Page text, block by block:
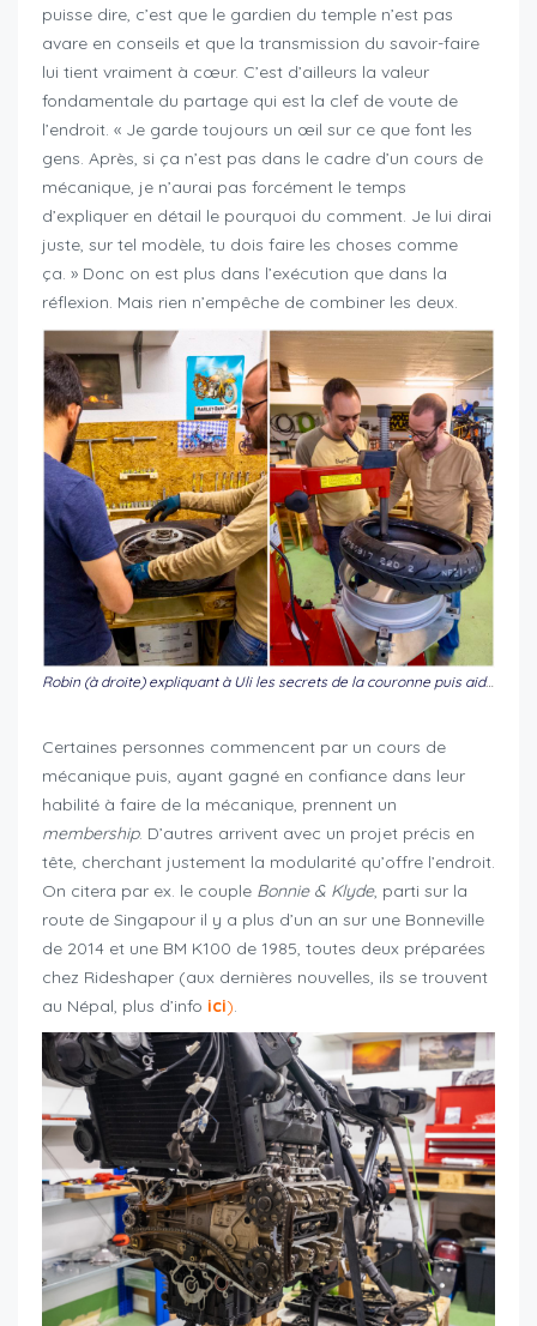
puisse dire, c’est que le gardien du temple n’est pas
avare en conseils et que la transmission du savoir-faire
lui tient vraiment à cœur. C’est d’ailleurs la valeur
fondamentale du partage qui est la clef de voute de
l’endroit. « Je garde toujours un œil sur ce que font les
gens. Après, si ça n’est pas dans le cadre d’un cours de
mécanique, je n’aurai pas forcément le temps
d’expliquer en détail le pourquoi du comment. Je lui dirai
juste, sur tel modèle, tu dois faire les choses comme
ça. » Donc on est plus dans l’exécution que dans la
réflexion. Mais rien n’empêche de combiner les deux.
Robin (à droite) expliquant à Uli les secrets de la couronne puis aidant Thomas à monter ses nouveaux boudins. Le gars est sur tous les fronts!
Certaines personnes commencent par un cours de
mécanique puis, ayant gagné en confiance dans leur
habilité à faire de la mécanique, prennent un
membership. D’autres arrivent avec un projet précis en
tête, cherchant justement la modularité qu’offre l’endroit.
On citera par ex. le couple Bonnie & Klyde, parti sur la
route de Singapour il y a plus d’un an sur une Bonneville
de 2014 et une BM K100 de 1985, toutes deux préparées
chez Rideshaper (aux dernières nouvelles, ils se trouvent
au Népal, plus d’info ici).